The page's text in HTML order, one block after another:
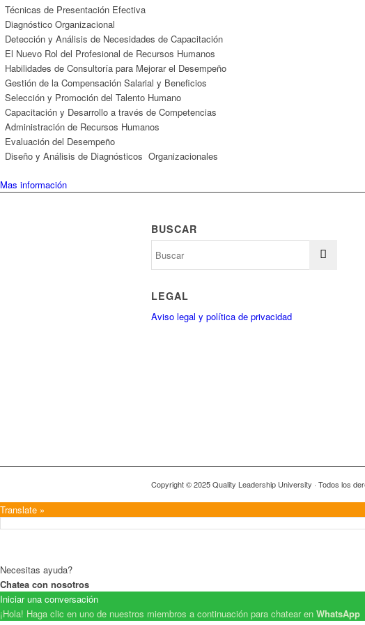
Técnicas de Presentación Efectiva
Diagnóstico Organizacional
Detección y Análisis de Necesidades de Capacitación
El Nuevo Rol del Profesional de Recursos Humanos
Habilidades de Consultoría para Mejorar el Desempeño
Gestión de la Compensación Salarial y Beneficios
Selección y Promoción del Talento Humano
Capacitación y Desarrollo a través de Competencias
Administración de Recursos Humanos
Evaluación del Desempeño
Diseño y Análisis de Diagnósticos Organizacionales
Mas información
BUSCAR
LEGAL
Aviso legal y política de privacidad
Copyright © 2025 Quality Leadership University · Todos los
Translate »
Necesitas ayuda?
Chatea con nosotros
Iniciar una conversación
¡Hola! Haga clic en uno de nuestros miembros a continuación para chatear en WhatsApp